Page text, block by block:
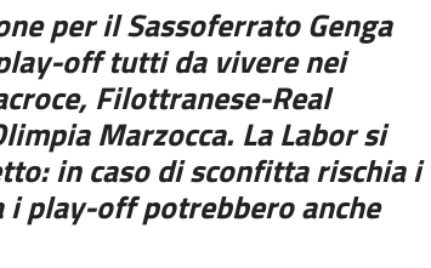
per il Sassoferrato Genga
off tutti da vivere nei
Filottranese-Real
Marzocca. La Labor si
in caso di sconfitta rischia i
i play-off potrebbero anche